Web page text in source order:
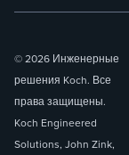
© 2026 Инженерные
решения Koch. Все
права защищены.
Koch Engineered
Solutions, John Zink,